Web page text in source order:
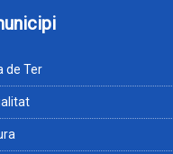
de Ter